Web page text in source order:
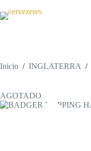
al
contenido
Inicio / INGLATERRA /
AGOTADO